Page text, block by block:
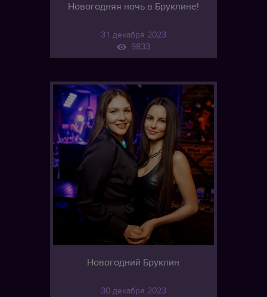
Новогодняя ночь в Бруклине!
31 декабря 2023
9833
Новогодний Бруклин
30 декабря 2023